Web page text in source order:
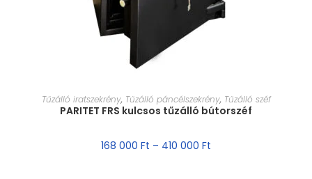
MÉRET VÁLASZTÁSA
Tűzálló iratszekrény, Tűzálló páncélszekrény, Tűzálló széf
PARITET FRS kulcsos tűzálló bútorszéf
168 000 Ft – 410 000 Ft